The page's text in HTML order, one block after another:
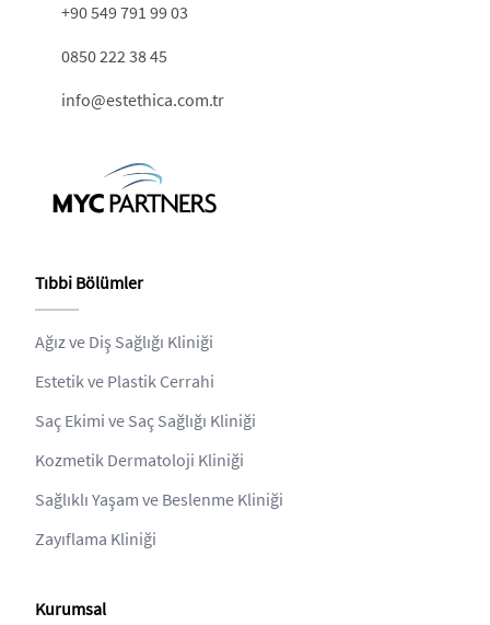
+90 549 791 99 03
0850 222 38 45
info@estethica.com.tr
Tıbbi Bölümler
Ağız ve Diş Sağlığı Kliniği
Estetik ve Plastik Cerrahi
Saç Ekimi ve Saç Sağlığı Kliniği
Kozmetik Dermatoloji Kliniği
Sağlıklı Yaşam ve Beslenme Kliniği
Zayıflama Kliniği
Kurumsal